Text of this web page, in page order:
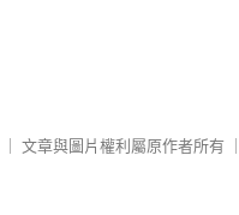
文章與圖片權利屬原作者所有